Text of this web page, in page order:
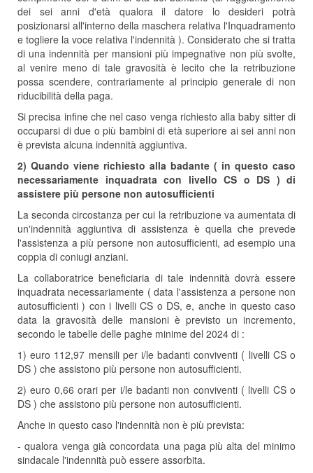
dei sei anni d'età qualora il datore lo desideri potrà
posizionarsi all'interno della maschera relativa l'Inquadramento
e togliere la voce relativa l'indennità ). Considerato che si tratta
di una indennità per mansioni più impegnative non più svolte,
al venire meno di tale gravosità è lecito che la retribuzione
possa scendere, contrariamente al principio generale di non
riducibilità della paga.
Si precisa infine che nel caso venga richiesto alla baby sitter di
occuparsi di due o più bambini di età superiore ai sei anni non
è prevista alcuna indennità aggiuntiva.
2) Quando viene richiesto alla badante ( in questo caso
necessariamente inquadrata con livello CS o DS ) di
assistere più persone non autosufficienti
La seconda circostanza per cui la retribuzione va aumentata di
un'indennità aggiuntiva di assistenza è quella che prevede
l'assistenza a più persone non autosufficienti, ad esempio una
coppia di coniugi anziani.
La collaboratrice beneficiaria di tale indennità dovrà essere
inquadrata necessariamente ( data l'assistenza a persone non
autosufficienti ) con i livelli CS o DS, e, anche in questo caso
data la gravosità delle mansioni è previsto un incremento,
secondo le tabelle delle paghe minime del 2024 di :
1) euro 112,97 mensili per i/le badanti conviventi ( livelli CS o
DS ) che assistono più persone non autosufficienti.
2) euro 0,66 orari per i/le badanti non conviventi ( livelli CS o
DS ) che assistono più persone non autosufficienti.
Anche in questo caso l'indennità non è più prevista:
- qualora venga già concordata una paga più alta del minimo
sindacale l'indennità può essere assorbita.